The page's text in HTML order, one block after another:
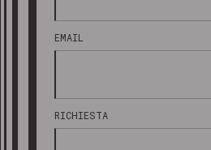
EMAIL
RICHIESTA